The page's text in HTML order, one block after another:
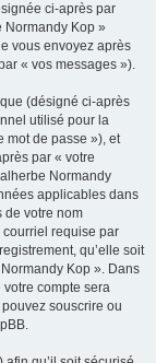
ci-après par
Normandy Kop »
vous envoyez après
« vos messages »).
(désigné ci-après
utilisé pour la
mot de passe »), et
par « votre
Normandy
applicables dans
de votre nom
courriel requise par
qu’elle soit
Kop ». Dans
compte sera
souscrire ou